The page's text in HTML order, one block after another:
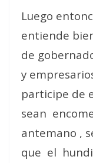
Luego
entiende
de
y
participe de
sean
antemano ,
que el